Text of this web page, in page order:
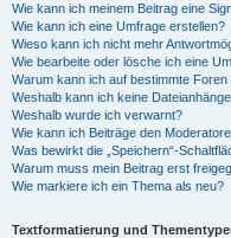
Wie kann ich meinem Beitrag eine
Wie kann ich eine Umfrage erstellen?
Wieso kann ich nicht mehr
Wie bearbeite oder lösche ich eine
Warum kann ich auf bestimmte
Weshalb kann ich keine
Weshalb wurde ich verwarnt?
Wie kann ich Beiträge den
Was bewirkt die „Speichern“-
Warum muss mein Beitrag erst
Wie markiere ich ein Thema als neu?
Textformatierung und